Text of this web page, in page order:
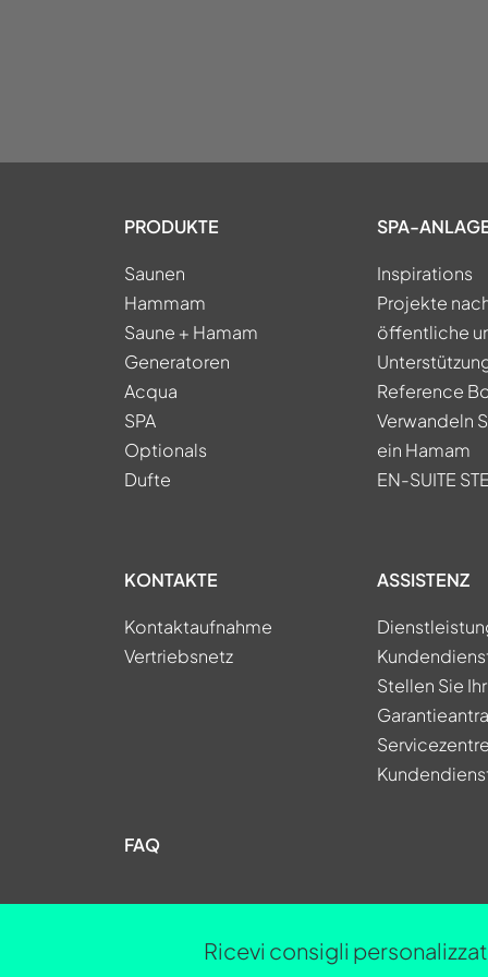
PRODUKTE
Saunen
Hammam
Saune + Hamam
Generatoren
Acqua
SPA
Optionals
Dufte
SPA-
Inspirations
Projekte
öffentliche
Reference
Verwandeln
ein Hamam
EN-SUITE
KONTAKTE
Kontaktaufnahme
Vertriebsnetz
ASSISTENZ
Stellen Sie
FAQ
Ricevi consigli